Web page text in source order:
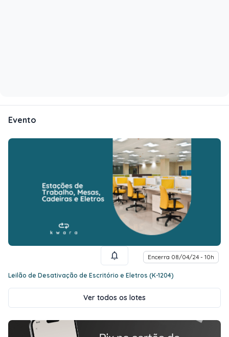
Evento
Encerra 08/04/24 - 10h
Leilão de Desativação de Escritório e Eletros (K-1204)
Ver todos os lotes